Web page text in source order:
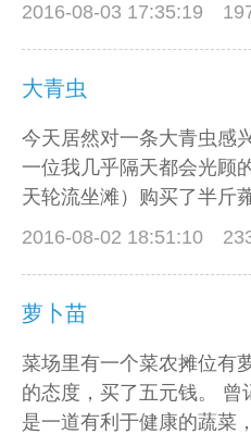
2016-08-03 17:35:19
大青虫
今天居然对一条大青虫感
一位我几乎隔天都会光顾
天轮流坐滩）购买了半斤
2016-08-02 18:51:10
萝卜苗
菜场里有一个菜农摊位有
的态度，买了五元钱。 曾
是一道有利于健康的蔬菜